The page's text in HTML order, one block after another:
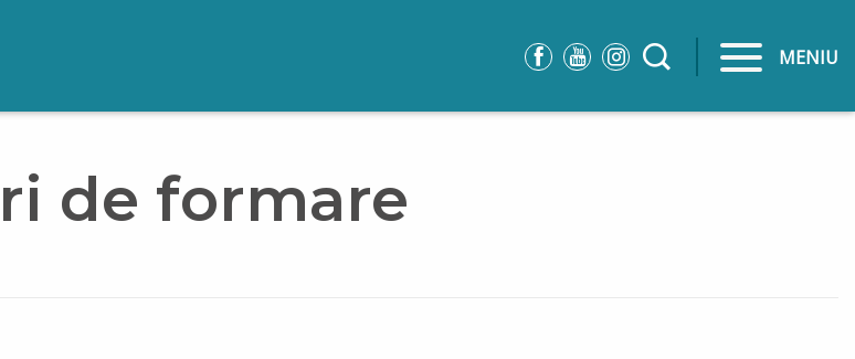
MENIU
de formare